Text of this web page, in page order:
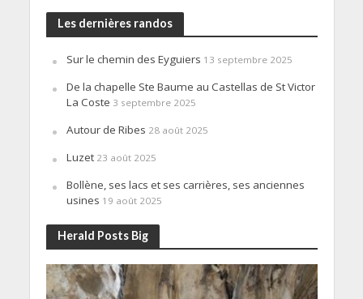
Les dernières randos
Sur le chemin des Eyguiers 13 septembre 2025
De la chapelle Ste Baume au Castellas de St Victor
La Coste 3 septembre 2025
Autour de Ribes 28 août 2025
Luzet 23 août 2025
Bollène, ses lacs et ses carrières, ses anciennes
usines 19 août 2025
Herald Posts Big